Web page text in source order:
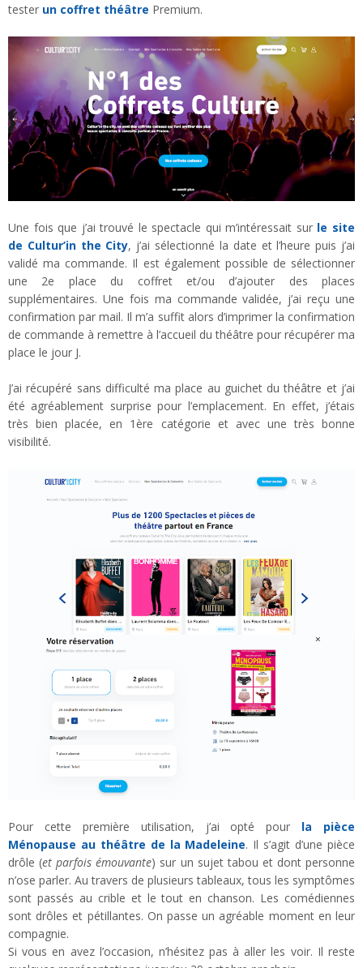
tester un coffret théâtre Premium.
Une fois que j’ai trouvé le spectacle qui m’intéressait sur le site
de Cultur’in the City, j’ai sélectionné la date et l’heure puis j’ai
validé ma commande. Il est également possible de sélectionner
une 2e place du coffret et/ou d’ajouter des places
supplémentaires. Une fois ma commande validée, j’ai reçu une
confirmation par mail. Il m’a suffit alors d’imprimer la confirmation
de commande à remettre à l’accueil du théâtre pour récupérer ma
place le jour J.
J’ai récupéré sans difficulté ma place au guichet du théâtre et j’ai
été agréablement surprise pour l’emplacement. En effet, j’étais
très bien placée, en 1ère catégorie et avec une très bonne
visibilité.
Pour cette première utilisation, j’ai opté pour la pièce
Ménopause au théâtre de la Madeleine. Il s’agit d’une pièce
drôle (et parfois émouvante) sur un sujet tabou et dont personne
n’ose parler. Au travers de plusieurs tableaux, tous les symptômes
sont passés au crible et le tout en chanson. Les comédiennes
sont drôles et pétillantes. On passe un agréable moment en leur
compagnie.
Si vous en avez l’occasion, n’hésitez pas à aller les voir. Il reste